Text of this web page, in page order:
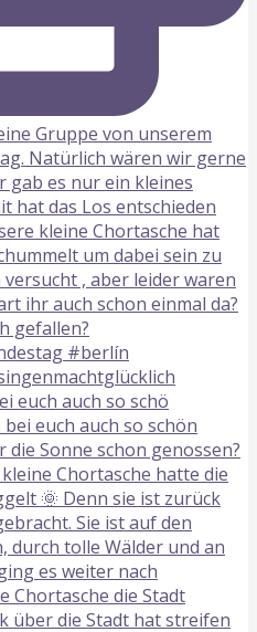
euch auch so schö